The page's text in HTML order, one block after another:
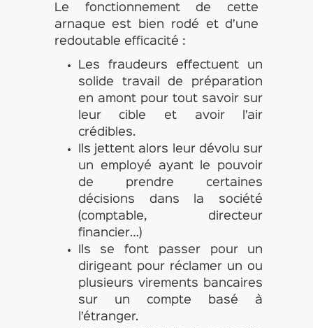
Le fonctionnement de cette
arnaque est bien rodé et d’une
redoutable efficacité :
Les fraudeurs effectuent un
solide travail de préparation
en amont pour tout savoir sur
leur cible et avoir l’air
crédibles.
Ils jettent alors leur dévolu sur
un employé ayant le pouvoir
de prendre certaines
décisions dans la société
(comptable, directeur
financier…)
Ils se font passer pour un
dirigeant pour réclamer un ou
plusieurs virements bancaires
sur un compte basé à
l’étranger.